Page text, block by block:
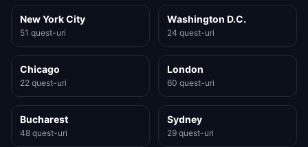
New York City
51 quest-uri
Washington D.C.
24 quest-uri
Chicago
22 quest-uri
London
60 quest-uri
Bucharest
48 quest-uri
Sydney
29 quest-uri